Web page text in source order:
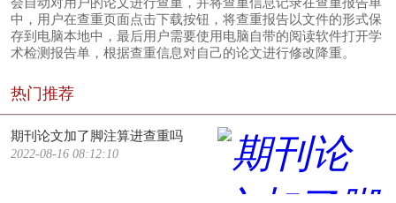
中，用户在查重页面点击下载按钮，将查重报告以文件的形式保
存到电脑本地中，最后用户需要使用电脑自带的阅读软件打开学
术检测报告单，根据查重信息对自己的论文进行修改降重。
热门推荐
期刊论文加了脚注算进查重吗
2022-08-16 08:12:10